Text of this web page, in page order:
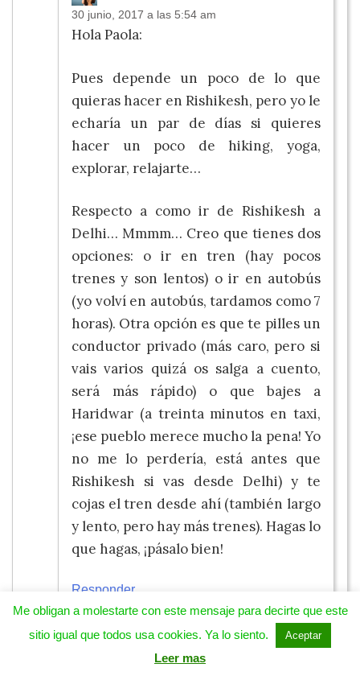
30 junio, 2017 a las 5:54 am
Hola Paola:
Pues depende un poco de lo que
quieras hacer en Rishikesh, pero yo le
echaría un par de días si quieres
hacer un poco de hiking, yoga,
explorar, relajarte…
Respecto a como ir de Rishikesh a
Delhi… Mmmm… Creo que tienes dos
opciones: o ir en tren (hay pocos
trenes y son lentos) o ir en autobús
(yo volví en autobús, tardamos como 7
horas). Otra opción es que te pilles un
conductor privado (más caro, pero si
vais varios quizá os salga a cuento,
será más rápido) o que bajes a
Haridwar (a treinta minutos en taxi,
¡ese pueblo merece mucho la pena! Yo
no me lo perdería, está antes que
Rishikesh si vas desde Delhi) y te
cojas el tren desde ahí (también largo
y lento, pero hay más trenes). Hagas lo
que hagas, ¡pásalo bien!
Responder
Me obligan a molestarte con este mensaje para decirte que este
sitio igual que todos usa cookies. Ya lo siento.
Aceptar
Leer mas